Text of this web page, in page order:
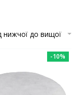
нижчої до вищої
-10%